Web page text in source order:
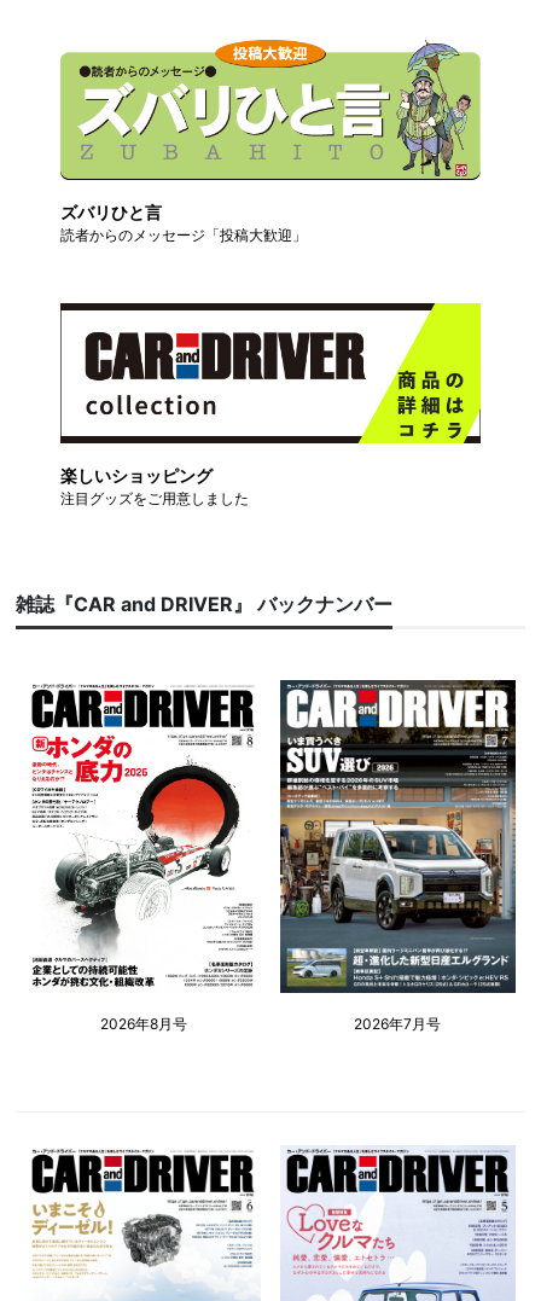
ズバリひと言
読者からのメッセージ「投稿大歓迎」
楽しいショッピング
注目グッズをご用意しました
雑誌『CAR and DRIVER』 バックナンバー
2026年8月号 2026年7月号